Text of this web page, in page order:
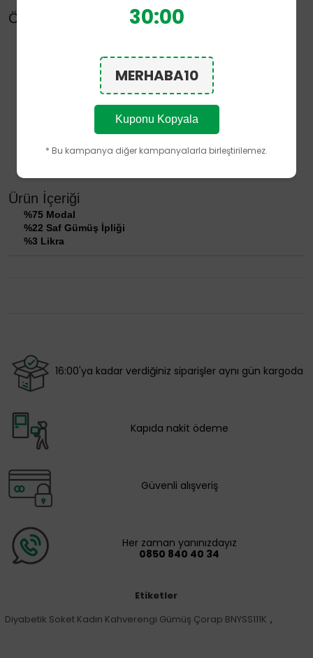
Öne Çıkan Özellikler
Çorabın tamamında kullanılan%22 Saf Gümüş İpliği
Dikişsiz burun tasarımı
Ayağı sıkmadan kavrayan özel lastik yapısı
Modal ağırlıklı doğal iplik yapısı
Polyamid (Naylon) ve Polyester içermez
Nefes alabilen yapısıyla gün boyu tazelik hissini destekler
Ürünün performans özellikleri, doğru kullanım ve bakım
koşullarında kullanım ömrü boyunca korunacak şekilde
Ürün İçeriği
%75 Modal
%22 Saf Gümüş İpliği
%3 Likra
16:00'ya kadar verdiğiniz siparişler aynı gün kargoda
Kapıda nakit ödeme
Güvenli alışveriş
Her zaman yanınızdayız
0850 840 40 34
Etiketler
Diyabetik Soket Kadın Kahverengi Gümüş Çorap BNYSS111K ,
29:59
MERHABA10
Kuponu Kopyala
* Bu kampanya diğer kampanyalarla birleştirilemez.